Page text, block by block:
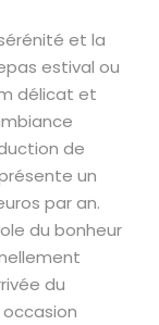
et la
estival ou
délicat et
de
un
par an.
du bonheur
du